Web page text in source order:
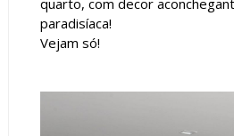
quarto, com decor
paradisíaca!
Vejam só!